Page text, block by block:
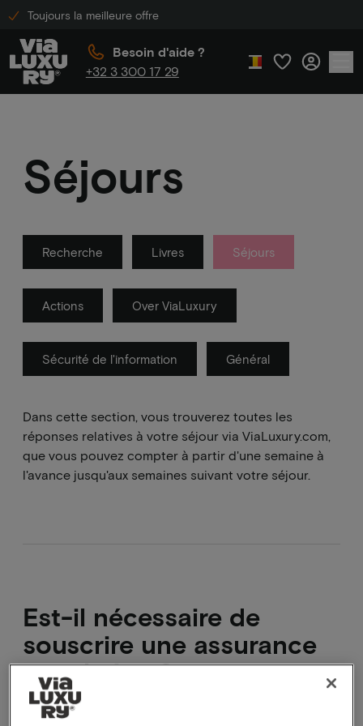
Toujours la meilleure offre
Besoin d'aide ?
+32 3 300 17 29
Séjours
Recherche Livres Séjours
Actions Over ViaLuxury
Sécurité de l'information Général
Dans cette section, vous trouverez toutes les
réponses relatives à votre séjour via ViaLuxury.com,
que vous pouvez compter à partir d'une semaine à
l'avance jusqu'aux semaines suivant votre séjour.
Est-il nécessaire de
souscrire une assurance
annulation ?